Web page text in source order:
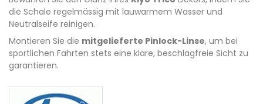
die Schale regelmässig mit lauwarmem Wasser und
Neutralseife reinigen.
Montieren Sie die mitgelieferte Pinlock-Linse, um bei
sportlichen Fahrten stets eine klare, beschlagfreie Sicht zu
garantieren.